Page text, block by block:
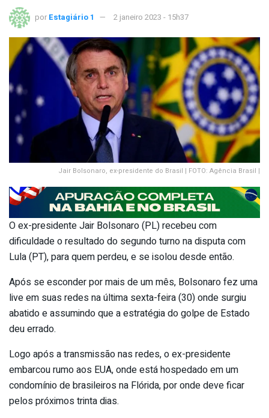
por Estagiário 1 2 janeiro 2023 - 15h37
Jair Bolsonaro, ex-presidente do Brasil | FOTO: Agência Brasil |
O ex-presidente Jair Bolsonaro (PL) recebeu com
dificuldade o resultado do segundo turno na disputa com
Lula (PT), para quem perdeu, e se isolou desde então.
Após se esconder por mais de um mês, Bolsonaro fez uma
live em suas redes na última sexta-feira (30) onde surgiu
abatido e assumindo que a estratégia do golpe de Estado
deu errado.
Logo após a transmissão nas redes, o ex-presidente
embarcou rumo aos EUA, onde está hospedado em um
condomínio de brasileiros na Flórida, por onde deve ficar
pelos próximos trinta dias.